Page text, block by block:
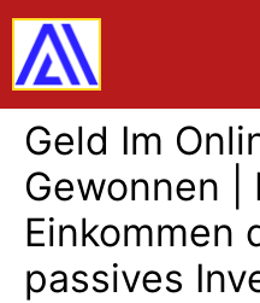
Geld Im
Gewonnen |
Einkommen
passives